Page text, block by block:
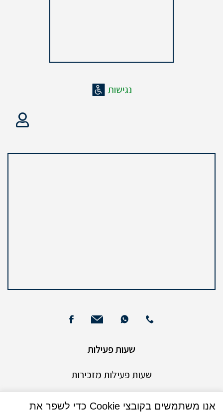
שעות פעילות
שעות פעילות מזכירות
ימים ראשון עד חמישיאנו משתמשים בקובצי Cookie כדי לשפר את